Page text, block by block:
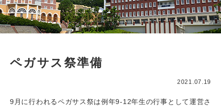
ペガサス祭準備
2021.07.19
9月に行われるペガサス祭は例年9-12年生の行事として運営さ